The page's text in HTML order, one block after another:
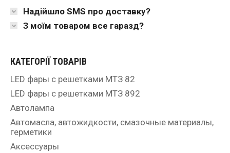
Надійшло SMS про доставку?
З моїм товаром все гаразд?
КАТЕГОРІЇ ТОВАРІВ
LED фары с решетками МТЗ 82
LED фары с решетками МТЗ 892
Автолампа
Автомасла, автожидкости, смазочные материалы,
герметики
Аксессуары